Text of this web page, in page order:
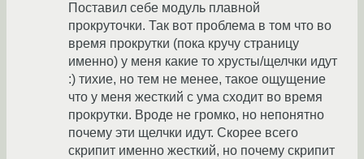
Поставил себе модуль плавной
прокруточки. Так вот проблема в том что во
время прокрутки (пока кручу страницу
именно) у меня какие то хрусты/щелчки идут
:) тихие, но тем не менее, такое ощущение
что у меня жесткий с ума сходит во время
прокрутки. Вроде не громко, но непонятно
почему эти щелчки идут. Скорее всего
скрипит именно жесткий, но почему скрипит